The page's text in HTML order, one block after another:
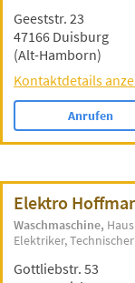
Geeststr. 23
47166 Duisburg
(Alt-Hamborn)
Kontaktdetails
Anrufen
Elektro
Waschmaschine
Elektriker
Gottliebstr. 53